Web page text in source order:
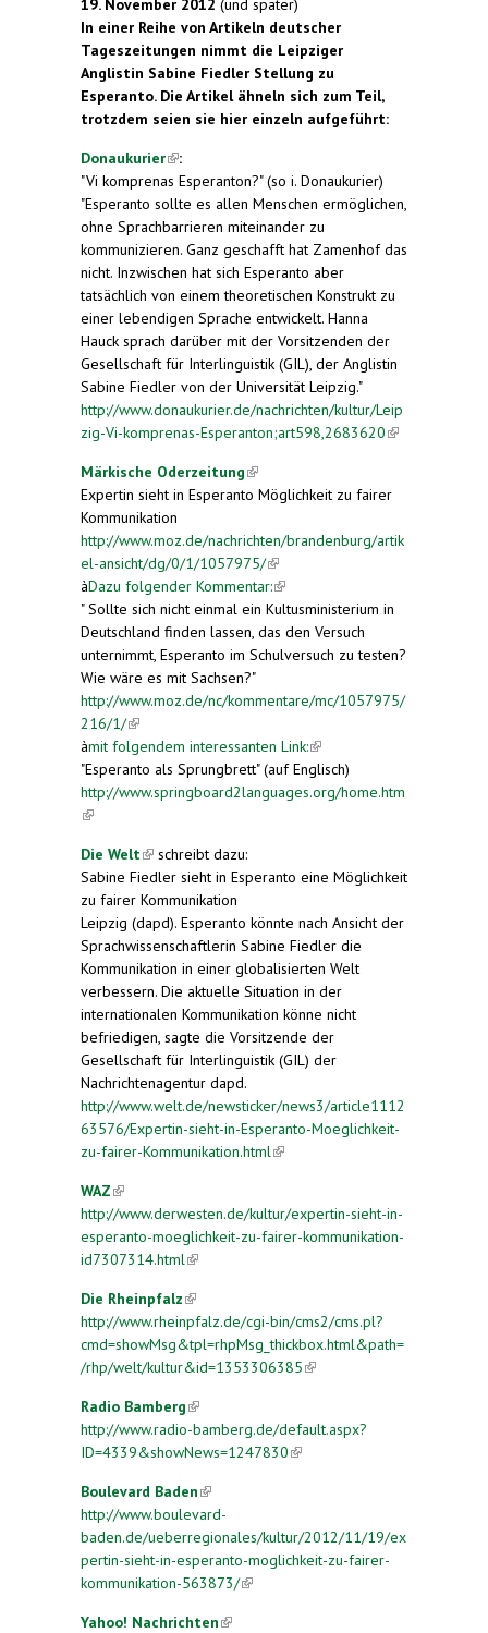
In einer Reihe von Artikeln deutscher
Tageszeitungen nimmt die Leipziger
Anglistin Sabine Fiedler Stellung zu
Esperanto. Die Artikel ähneln sich zum Teil,
trotzdem seien sie hier einzeln aufgeführt:
Donaukurier(link is external)
:
"Vi komprenas Esperanton?" (so i. Donaukurier)
"Esperanto sollte es allen Menschen ermöglichen,
ohne Sprachbarrieren miteinander zu
kommunizieren. Ganz geschafft hat Zamenhof das
nicht. Inzwischen hat sich Esperanto aber
tatsächlich von einem theoretischen Konstrukt zu
einer lebendigen Sprache entwickelt. Hanna
Hauck sprach darüber mit der Vorsitzenden der
Gesellschaft für Interlinguistik (GIL), der Anglistin
Sabine Fiedler von der Universität Leipzig."
http://www.donaukurier.de/nachrichten/kultur/Leip
zig-Vi-komprenas-Esperanton;art598,2683620(link is
Märkische Oderzeitung(link is external)
Expertin sieht in Esperanto Möglichkeit zu fairer
Kommunikation
http://www.moz.de/nachrichten/brandenburg/artik
el-ansicht/dg/0/1/1057975/(link is external)
àDazu folgender Kommentar:(link is external)
" Sollte sich nicht einmal ein Kultusministerium in
Deutschland finden lassen, das den Versuch
unternimmt, Esperanto im Schulversuch zu testen?
Wie wäre es mit Sachsen?"
http://www.moz.de/nc/kommentare/mc/1057975/
216/1/(link is external)
àmit folgendem interessanten Link:(link is
external)
"Esperanto als Sprungbrett" (auf Englisch)
http://www.springboard2languages.org/home.htm
(link is external)
Die Welt(link is external)
schreibt dazu:
Sabine Fiedler sieht in Esperanto eine Möglichkeit
zu fairer Kommunikation
Leipzig (dapd). Esperanto könnte nach Ansicht der
Sprachwissenschaftlerin Sabine Fiedler die
Kommunikation in einer globalisierten Welt
verbessern. Die aktuelle Situation in der
internationalen Kommunikation könne nicht
befriedigen, sagte die Vorsitzende der
Gesellschaft für Interlinguistik (GIL) der
Nachrichtenagentur dapd.
http://www.welt.de/newsticker/news3/article1112
63576/Expertin-sieht-in-Esperanto-Moeglichkeit-
zu-fairer-Kommunikation.html (link is external)
WAZ(link is external)
http://www.derwesten.de/kultur/expertin-sieht-in-
esperanto-moeglichkeit-zu-fairer-kommunikation-
id7307314.html (link is external)
Die Rheinpfalz(link is external)
http://www.rheinpfalz.de/cgi-bin/cms2/cms.pl?
cmd=showMsg&tpl=rhpMsg_thickbox.html&path=
/rhp/welt/kultur&id=1353306385(link is external)
Radio Bamberg(link is external)
http://www.radio-bamberg.de/default.aspx?
ID=4339&showNews=1247830(link is external)
Boulevard Baden(link is external)
http://www.boulevard-
baden.de/ueberregionales/kultur/2012/11/19/ex
pertin-sieht-in-esperanto-moglichkeit-zu-fairer-
kommunikation-563873/(link is external)
Yahoo! Nachrichten(link is external)